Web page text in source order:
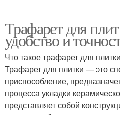
Трафарет для
удобство и
Что такое трафарет для
Трафарет для плитки — это
приспособление,
процесса укладки
представляет собой